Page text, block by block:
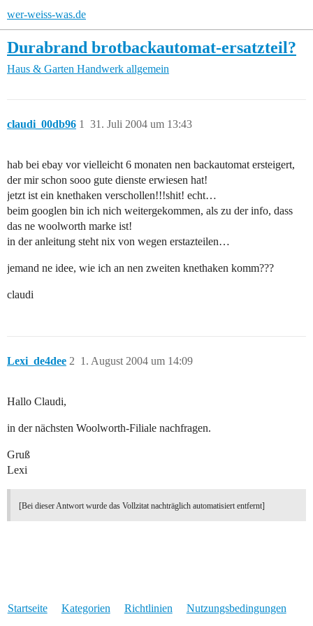
wer-weiss-was.de
Durabrand brotbackautomat-ersatzteil?
Haus & Garten Handwerk allgemein
claudi_00db96 31. Juli 2004 um 13:43
1
hab bei ebay vor vielleicht 6 monaten nen backautomat ersteigert,
der mir schon sooo gute dienste erwiesen hat!
jetzt ist ein knethaken verschollen!!!shit! echt…
beim googlen bin ich nich weitergekommen, als zu der info, dass
das ne woolworth marke ist!
in der anleitung steht nix von wegen erstazteilen…
jemand ne idee, wie ich an nen zweiten knethaken komm???
claudi
Lexi_de4dee 1. August 2004 um 14:09
2
Hallo Claudi,
in der nächsten Woolworth-Filiale nachfragen.
Gruß
Lexi
[Bei dieser Antwort wurde das Vollzitat nachträglich automatisiert entfernt]
Startseite Kategorien Richtlinien Nutzungsbedingungen